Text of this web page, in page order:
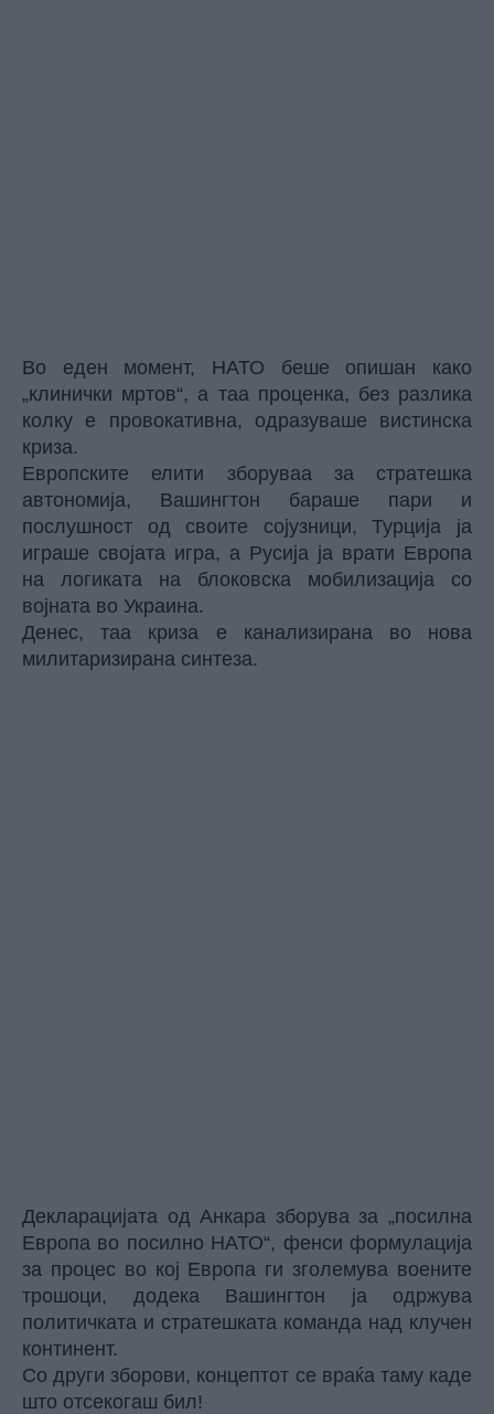
Во еден момент, НАТО беше опишан како
„клинички мртов“, а таа проценка, без разлика
колку е провокативна, одразуваше вистинска
криза.
Европските елити зборуваа за стратешка
автономија, Вашингтон бараше пари и
послушност од своите сојузници, Турција ја
играше својата игра, а Русија ја врати Европа
на логиката на блоковска мобилизација со
војната во Украина.
Денес, таа криза е канализирана во нова
милитаризирана синтеза.
Декларацијата од Анкара зборува за „посилна
Европа во посилно НАТО“, фенси формулација
за процес во кој Европа ги зголемува воените
трошоци, додека Вашингтон ја одржува
политичката и стратешката команда над клучен
континент.
Со други зборови, концептот се враќа таму каде
што отсекогаш бил!